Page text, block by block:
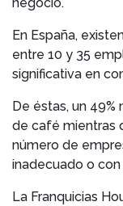
En España,
entre 10 y 35
significativa en
De éstas, un
de café mientras
número de
inadecuado o
La Franquicias